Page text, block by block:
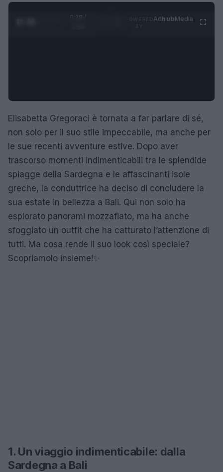
0:29 /
AdhubMedia
Elisabetta Gregoraci è tornata a far parlare di sé,
non solo per il suo stile impeccabile, ma anche per
le sue recenti avventure estive. Dopo aver
trascorso momenti indimenticabili tra le splendide
spiagge della Sardegna e le affascinanti isole
greche, la conduttrice ha deciso di concludere la
sua estate in bellezza a Bali. Qui non solo ha
esplorato panorami mozzafiato, ma ha anche
sfoggiato un outfit che ha catturato l’attenzione di
tutti. Ma cosa rende il suo look così speciale?
Scopriamolo insieme!✨
1. Un viaggio indimenticabile: dalla
Sardegna a Bali